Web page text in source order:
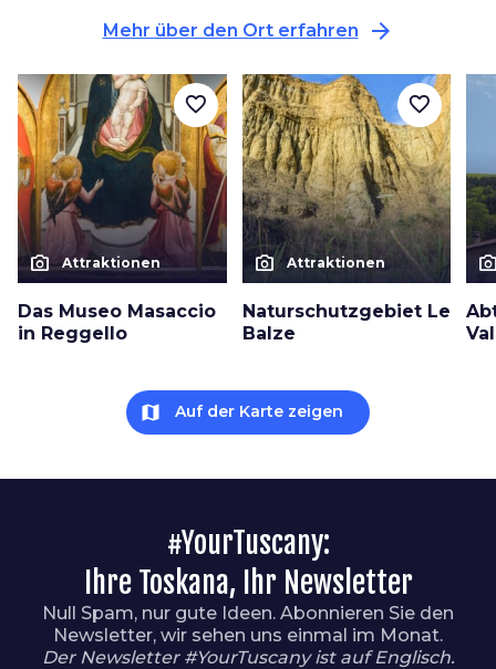
Mehr über den Ort erfahren arrow_forward
photo_camera Attraktionen
Das Museo Masaccio
in Reggello
favorite_border
photo_camera Attraktionen
Naturschutzgebiet Le
Balze
favorite_border
map Auf der Karte zeigen
#YourTuscany:
Ihre Toskana, Ihr Newsletter
Null Spam, nur gute Ideen. Abonnieren Sie den
Newsletter, wir sehen uns einmal im Monat.
Der Newsletter #YourTuscany ist auf Englisch.